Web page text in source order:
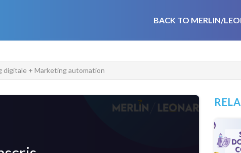
BACK TO MERLIN/
+ Marketing automation